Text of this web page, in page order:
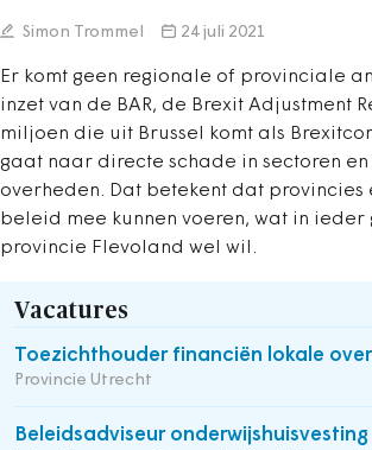
Simon Trommel 24 juli 2021
Er komt geen regionale of provinciale
inzet van de BAR, de Brexit Adjustment
miljoen die uit Brussel komt als
gaat naar directe schade in sectoren
overheden. Dat betekent dat provincies
beleid mee kunnen voeren, wat in ieder
provincie Flevoland wel wil.
Vacatures
Toezichthouder financiën lokale
Provincie Utrecht
Beleidsadviseur onderwijshuisvesting